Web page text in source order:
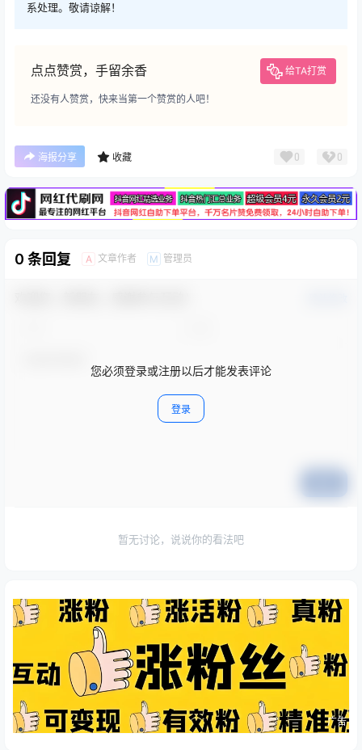
系处理。敬请谅解！
点点赞赏，手留余香 给TA打赏
还没有人赞赏，快来当第一个赞赏的人吧！
海报分享 收藏 0 0
广告
0 条回复 A 文章作者 M 管理员
您必须登录或注册以后才能发表评论
登录
暂无讨论，说说你的看法吧
广告